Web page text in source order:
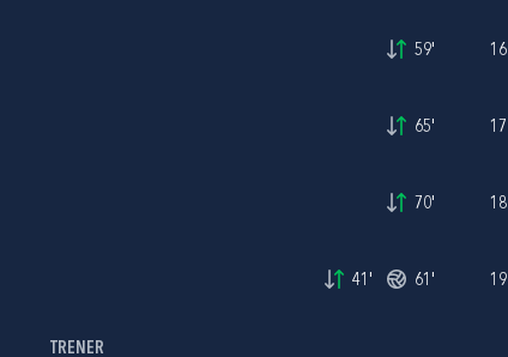
59'
65'
70'
41' 61'
TRENER
16
17
18
19